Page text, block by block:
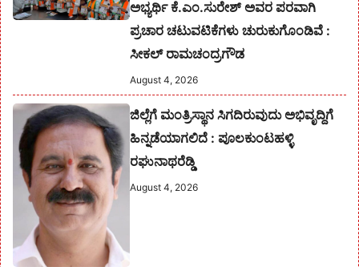
ಅಭ್ಯರ್ಥಿ ಕೆ.ಎಂ.ಸುರೇಶ್‌ ಅವರ ಪರವಾಗಿ
ಪ್ರಚಾರ ಚಟುವಟಿಕೆಗಳು ಚುರುಕುಗೊಂಡಿವೆ :
ಸೀಕಲ್ ರಾಮಚಂದ್ರಗೌಡ
August 4, 2026
ಜಿಲ್ಲೆಗೆ ಮಂತ್ರಿಸ್ಥಾನ ಸಿಗದಿರುವುದು ಅಭಿವೃದ್ದಿಗೆ
ಹಿನ್ನಡೆಯಾಗಲಿದೆ : ಪೂಲಕುಂಟಹಳ್ಳಿ
ರಘುನಾಥರೆಡ್ಡಿ
August 4, 2026